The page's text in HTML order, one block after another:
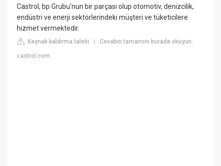
Castrol, bp Grubu'nun bir parçası olup otomotiv, denizcilik,
endüstri ve enerji sektörlerindeki müşteri ve tüketicilere
hizmet vermektedir.
Kaynak kaldırma talebi |Cevabın tamamını burada okuyun:
castrol.com